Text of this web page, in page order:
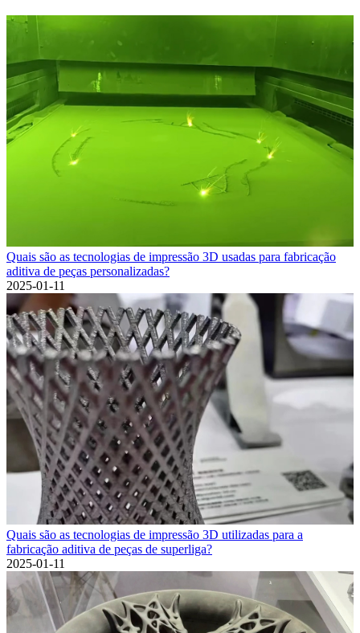
Quais são as tecnologias de impressão 3D usadas para fabricação
aditiva de peças personalizadas?
2025-01-11
Quais são as tecnologias de impressão 3D utilizadas para a
fabricação aditiva de peças de superliga?
2025-01-11